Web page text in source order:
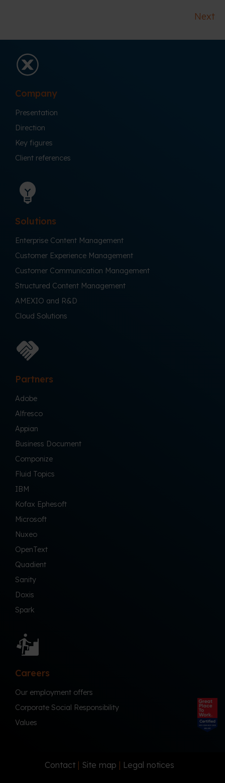
Next
Company
Presentation
Direction
Key figures
Client references
Solutions
Enterprise Content Management
Customer Experience Management
Customer Communication Management
Structured Content Management
AMEXIO and R&D
Cloud Solutions
Partners
Adobe
Alfresco
Appian
Business Document
Componize
Fluid Topics
IBM
Kofax Ephesoft
Microsoft
Nuxeo
OpenText
Quadient
Sanity
Doxis
Spark
Careers
Our employment offers
Corporate Social Responsibility
Values
Contact Site map Legal notices